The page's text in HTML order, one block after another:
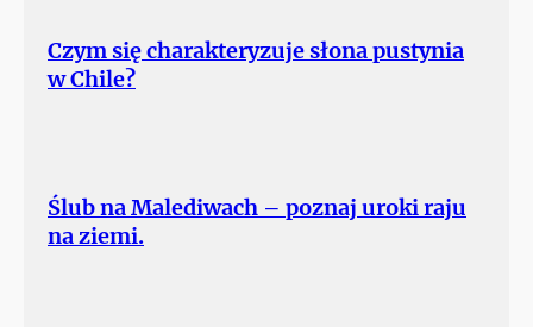
Czym się charakteryzuje słona pustynia
w Chile?
Ślub na Malediwach – poznaj uroki raju
na ziemi.